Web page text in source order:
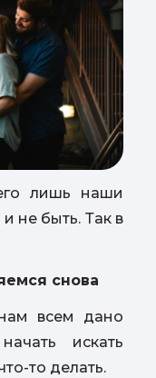
лишь наши
не быть. Так в
снова
всем дано
искать
то делать.